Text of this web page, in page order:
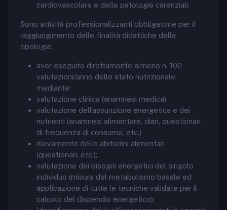
cardiovascolare e delle patologie carenziali.
Sono attività professionalizzanti obbligatorie per il
raggiungimento delle finalità didattiche della
tipologia:
aver eseguito direttamente almeno n. 100
valutazioni/anno dello stato nutrizionale
mediante:
valutazione clinica (anamnesi medica)
valutazione dell’assunzione energetica e dei
nutrienti (anamnesi alimentare, diari, questionari
di frequenza di consumo, etc.)
rilevamento delle abitudini alimentari
(questionari, etc.);
valutazione dei bisogni energetici del singolo
individuo (misura del metabolismo basale ed
applicazione di tutte le tecniche validate per il
calcolo del dispendio energetico);